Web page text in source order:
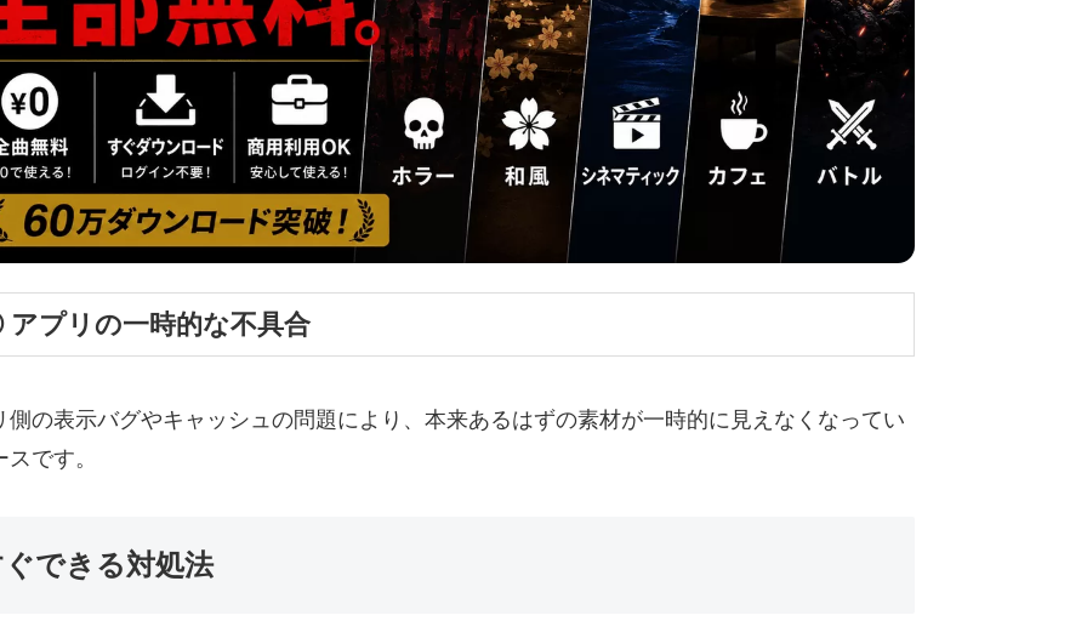
プリの一時的な不具合
側の表示バグやキャッシュの問題により、本来あるはずの素材が一時的に見えなくなってい
です。
できる対処法